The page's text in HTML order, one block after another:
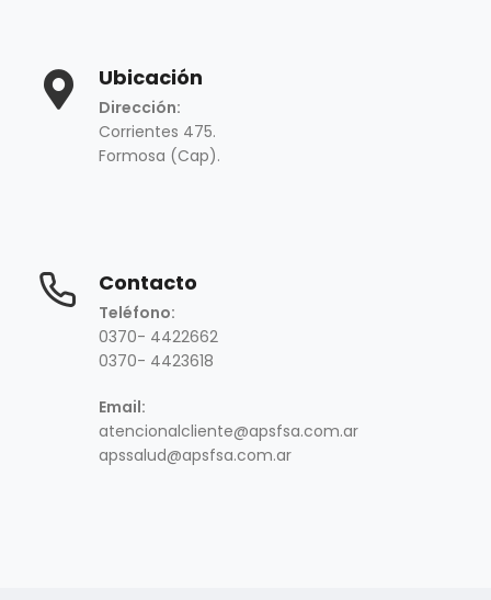
Ubicación
Dirección:
Corrientes 475.
Formosa (Cap).
Contacto
Teléfono:
0370- 4422662
0370- 4423618
Email:
atencionalcliente@apsfsa.com.ar
apssalud@apsfsa.com.ar